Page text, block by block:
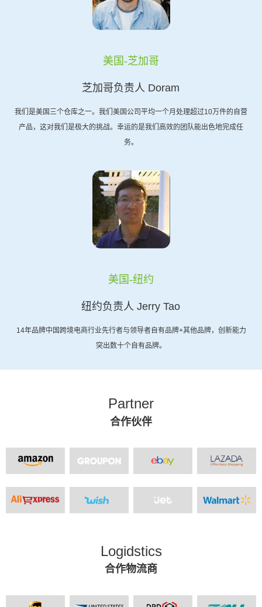
美国-芝加哥
芝加哥负责人 Doram
我们是美国三个仓库之一。我们美国公司平均一个月处理超过10万件的自营
产品，这对我们是极大的挑战。幸运的是我们高效的团队能出色地完成任
务。
美国-纽约
纽约负责人 Jerry Tao
14年品牌中国跨境电商行业先行者与领导者自有品牌+其他品牌，创新能力
突出数十个自有品牌。
Partner
合作伙伴
Logidstics
合作物流商